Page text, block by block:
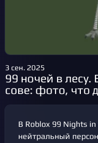
3 сен. 2025
99 ночей в лесу.
сове: фото, что
В Roblox 99 Nights
нейтральный